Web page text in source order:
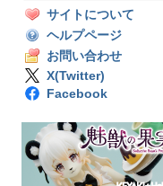
サイトについて
ヘルプページ
お問い合わせ
X(Twitter)
Facebook